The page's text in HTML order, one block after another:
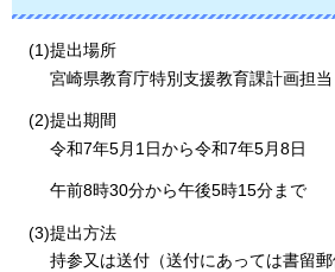
(1)提出場所
宮崎県教育庁特別支援教育課計画担当
(2)提出期間
令和7年5月1日から令和7年5月8日
午前8時30分から午後5時15分まで
(3)提出方法
持参又は送付（送付にあっては書留